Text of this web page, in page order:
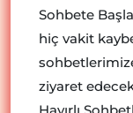
Sohbete
hiç vakit
ziyaret
Hayırlı